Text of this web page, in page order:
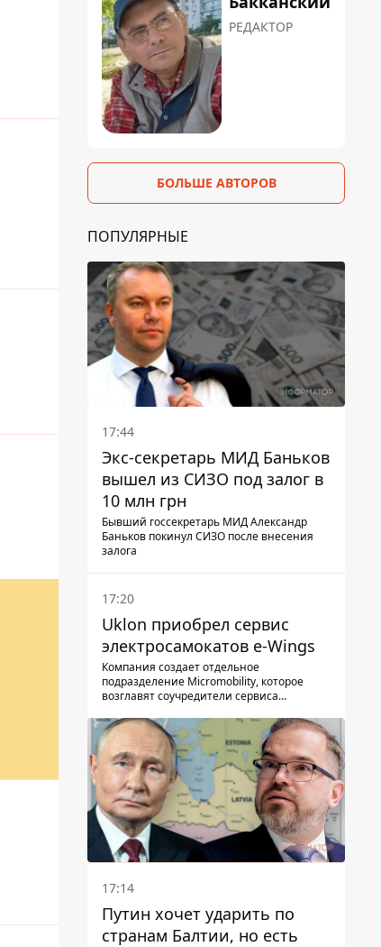
РЕДАКТОР
БОЛЬШЕ АВТОРОВ
ПОПУЛЯРНЫЕ
17:44
Экс-секретарь МИД Баньков
вышел из СИЗО под залог в
10 млн грн
Бывший госсекретарь МИД Александр
Баньков покинул СИЗО после внесения
залога
17:20
Uklon приобрел сервис
электросамокатов e-Wings
Компания создает отдельное
подразделение Micromobility, которое
возглавят соучредители сервиса
17:14
Путин хочет ударить по
странам Балтии, но есть